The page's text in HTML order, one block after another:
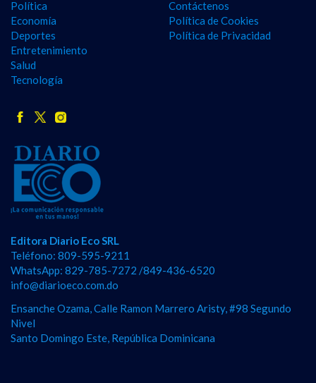
Política
Economía
Deportes
Entretenimiento
Salud
Tecnología
Contáctenos
Política de Cookies
Política de Privacidad
Editora Diario Eco SRL
Teléfono: 809-595-9211
WhatsApp: 829-785-7272 /849-436-6520
info@diarioeco.com.do
Ensanche Ozama, Calle Ramon Marrero Aristy, #98 Segundo
Nivel
Santo Domingo Este, República Dominicana